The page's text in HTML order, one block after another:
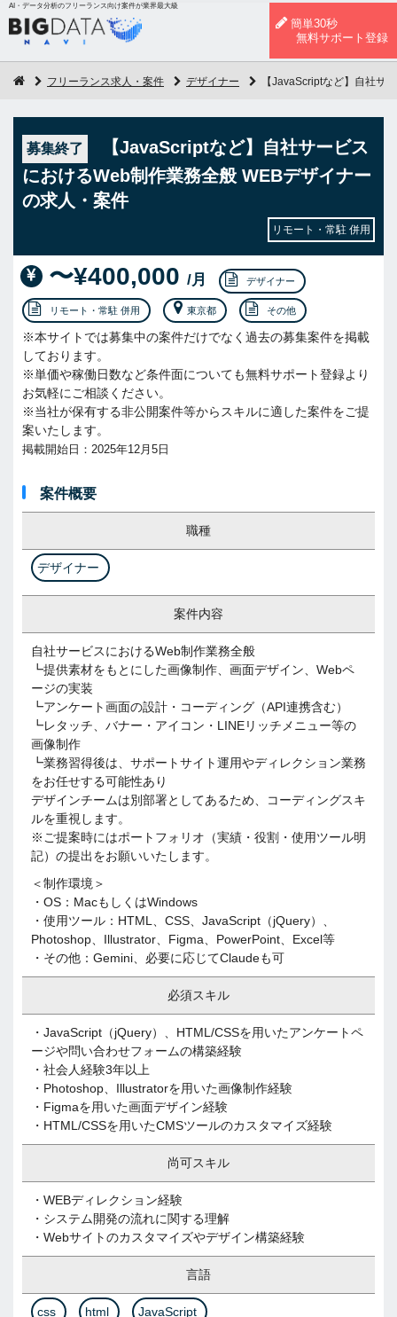
AI・データ分析のフリーランス向け案件が業界最大級
簡単30秒
無料サポート登録
フリーランス求人・案件 デザイナー 【JavaScriptなど】自社サ
募集終了
【JavaScriptなど】自社サービス
におけるWeb制作業務全般 WEBデザイナー
の求人・案件
リモート・常駐 併用
〜¥400,000 /月 デザイナー
リモート・常駐 併用 東京都 その他
※本サイトでは募集中の案件だけでなく過去の募集案件を掲載
しております。
※単価や稼働日数など条件面についても無料サポート登録より
お気軽にご相談ください。
※当社が保有する非公開案件等からスキルに適した案件をご提
案いたします。
掲載開始日：2025年12月5日
案件概要
職種
デザイナー
案件内容
自社サービスにおけるWeb制作業務全般
┗提供素材をもとにした画像制作、画面デザイン、Webペ
ージの実装
┗アンケート画面の設計・コーディング（API連携含む）
┗レタッチ、バナー・アイコン・LINEリッチメニュー等の
画像制作
┗業務習得後は、サポートサイト運用やディレクション業務
をお任せする可能性あり
デザインチームは別部署としてあるため、コーディングスキ
ルを重視します。
※ご提案時にはポートフォリオ（実績・役割・使用ツール明
記）の提出をお願いいたします。
＜制作環境＞
・OS：MacもしくはWindows
・使用ツール：HTML、CSS、JavaScript（jQuery）、
Photoshop、Illustrator、Figma、PowerPoint、Excel等
・その他：Gemini、必要に応じてClaudeも可
必須スキル
・JavaScript（jQuery）、HTML/CSSを用いたアンケートペ
ージや問い合わせフォームの構築経験
・社会人経験3年以上
・Photoshop、Illustratorを用いた画像制作経験
・Figmaを用いた画面デザイン経験
・HTML/CSSを用いたCMSツールのカスタマイズ経験
尚可スキル
・WEBディレクション経験
・システム開発の流れに関する理解
・Webサイトのカスタマイズやデザイン構築経験
言語
css html JavaScript